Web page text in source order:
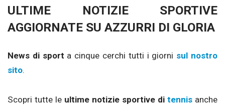
ULTIME NOTIZIE SPORTIVE
AGGIORNATE SU AZZURRI DI GLORIA
News di sport a cinque cerchi tutti i giorni sul nostro
sito.
Scopri tutte le ultime notizie sportive di tennis anche